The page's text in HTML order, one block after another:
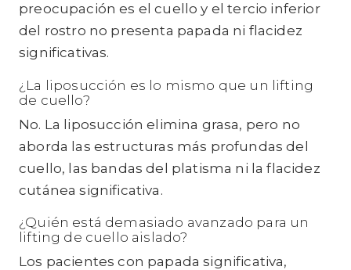
preocupación es el cuello y el tercio inferior
del rostro no presenta papada ni flacidez
significativas.
¿La liposucción es lo mismo que un lifting
de cuello?
No. La liposucción elimina grasa, pero no
aborda las estructuras más profundas del
cuello, las bandas del platisma ni la flacidez
cutánea significativa.
¿Quién está demasiado avanzado para un
lifting de cuello aislado?
Los pacientes con papada significativa,